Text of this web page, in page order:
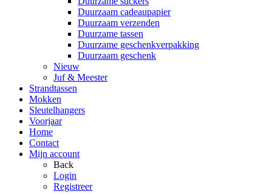
Duurzaam cadeaupapier
Duurzaam verzenden
Duurzame tassen
Duurzame geschenkverpakking
Duurzaam geschenk
Nieuw
Juf & Meester
Strandtassen
Mokken
Sleutelhangers
Voorjaar
Home
Contact
Mijn account
Back
Login
Registreer